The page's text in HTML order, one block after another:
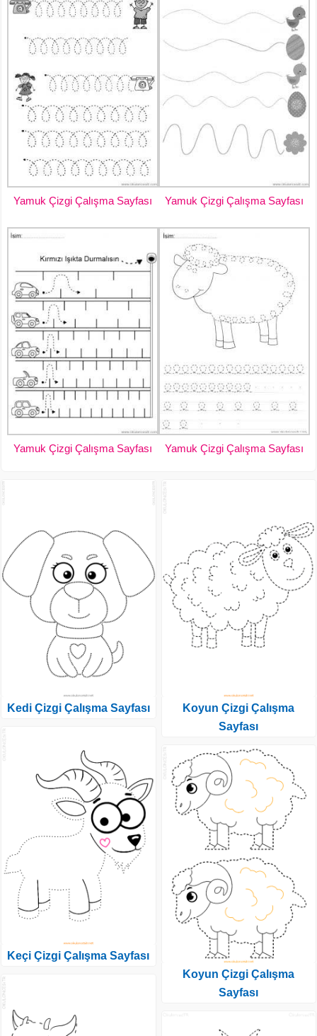
Yamuk Çizgi Çalışma Sayfası Yamuk Çizgi Çalışma Sayfası
Yamuk Çizgi Çalışma Sayfası Yamuk Çizgi Çalışma Sayfası
Kedi Çizgi Çalışma Sayfası
Keçi Çizgi Çalışma Sayfası
Koyun Çizgi Çalışma
Sayfası
Koyun Çizgi Çalışma
Sayfası